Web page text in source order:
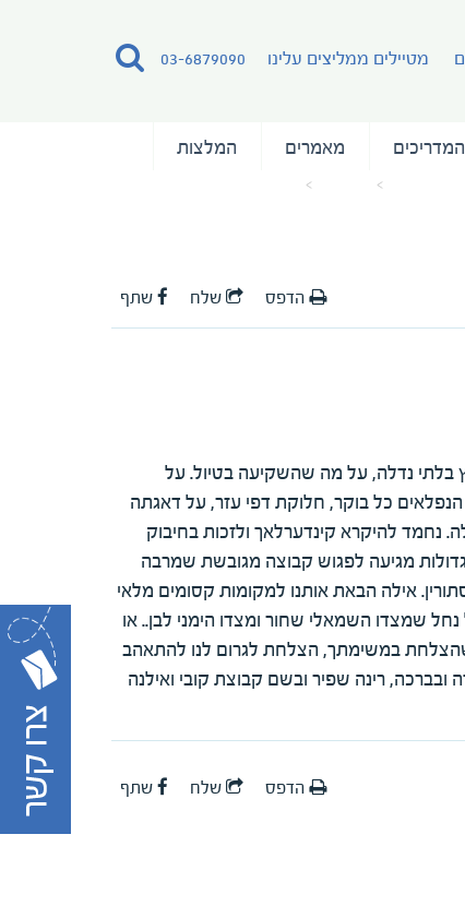
03-6879090 מטיילים ממליצים עלינו
מאמרים המלצות
הדפס שלח שתף
בלתי נדלה, על מה שהשקיעה בטיול. על
כל בוקר, חלוקת דפי עזר, על דאגתה
נחמד להיקרא קינדערלאך ולזכות בחיבוק
גדולות מגיעה לפגוש קבוצה מגובשת שמרבה
אילה הבאת אותנו למקומות קסומים מלאי
שמצדו השמאלי שחור ומצדו הימני לבן.. או
במשימתך, הצלחת לגרום לנו להתאהב
ובברכה, רינה שפיר ובשם קבוצת קובי ואילנה
הדפס שלח שתף